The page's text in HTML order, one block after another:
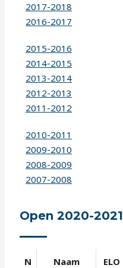
2017-2018
2016-2017
2015-2016
2014-2015
2013-2014
2012-2013
2011-2012
2010-2011
2009-2010
2008-2009
2007-2008
Open 2020-2021
N Naam ELO